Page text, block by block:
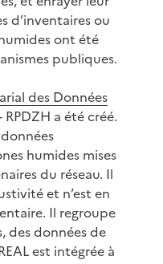
d’inventaires ou
ont été
publiques.
des Données
RPDZH a été créé.
humides mises
du réseau. Il
et n’est en
Il regroupe
des données de
est intégrée à